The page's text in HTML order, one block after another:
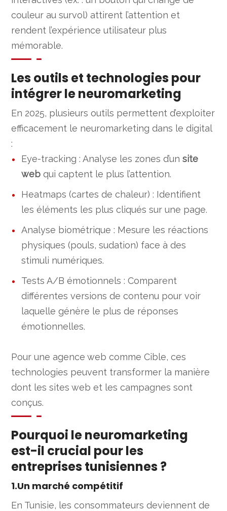
couleur au survol) attirent l’attention et
rendent l’expérience utilisateur plus
mémorable.
Les outils et technologies pour
intégrer le neuromarketing
En 2025, plusieurs outils permettent d’exploiter
efficacement le neuromarketing dans le digital
:
Eye-tracking : Analyse les zones d’unsite
web qui captent le plus l’attention.
Heatmaps (cartes de chaleur) : Identifient
les éléments les plus cliqués sur une page.
Analyse biométrique : Mesure les réactions
physiques (pouls, sudation) face à des
stimuli numériques.
Tests A/B émotionnels : Comparent
différentes versions de contenu pour voir
laquelle génère le plus de réponses
émotionnelles.
Pour une agence web comme Cible, ces
technologies peuvent transformer la manière
dont les sites web et les campagnes sont
conçus.
Pourquoi le neuromarketing
est-il crucial pour les
entreprises tunisiennes ?
1.Un marché compétitif
En Tunisie, les consommateurs deviennent de